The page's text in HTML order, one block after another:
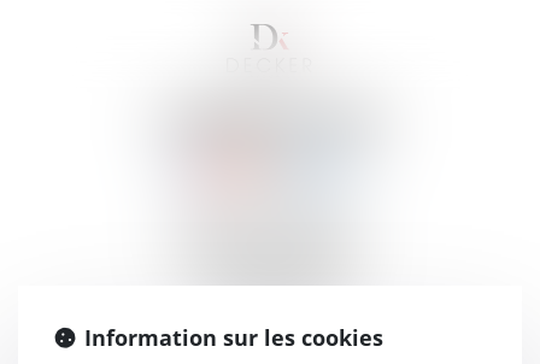
31000 TOULOUSE
Information sur les cookies